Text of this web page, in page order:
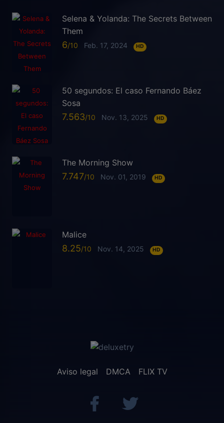
Selena & Yolanda: The Secrets Between
Them
6 Feb. 17, 2024 HD
50 segundos: El caso Fernando Báez
Sosa
7.563 Nov. 13, 2025 HD
The Morning Show
7.747 Nov. 01, 2019 HD
Malice
8.25 Nov. 14, 2025 HD
Aviso legal DMCA FLIX TV